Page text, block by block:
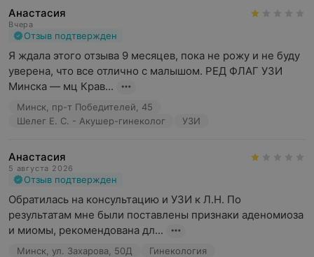
Анастасия
Вчера
Отзыв подтвержден
Я ждала этого отзыва 9 месяцев, пока не рожу и не буду
уверена, что все отлично с малышом. РЕД ФЛАГ УЗИ
Минска — мц Крав...
Минск, пр-т Победителей, 45
Шелег Е. С. - Акушер-гинеколог
УЗИ
Анастасия
5 августа 2026
Отзыв подтвержден
Обратилась на консультацию и УЗИ к Л.Н. По
результатам мне были поставлены признаки аденомиоза
и миомы, рекомендована дл...
Минск, ул. Захарова, 50Д Гинекология